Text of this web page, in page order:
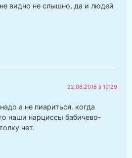
видно не слышно, да и людей
22.08.2018 в 10:29
а не пиариться. когда
наши нарциссы бабичево-
нет.